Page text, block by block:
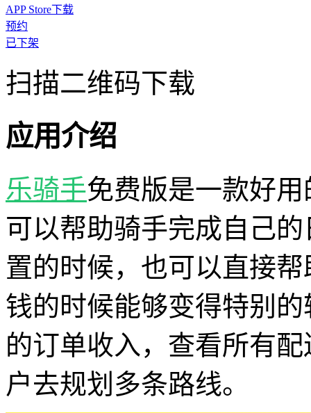
APP Store下载
预约
已下架
扫描二维码下载
应用介绍
乐骑手免费版是一款好
可以帮助骑手完成自己
置的时候，也可以直接
钱的时候能够变得特别
的订单收入，查看所有
户去规划多条路线。